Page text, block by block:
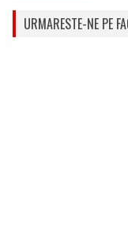
URMARESTE-NE PE